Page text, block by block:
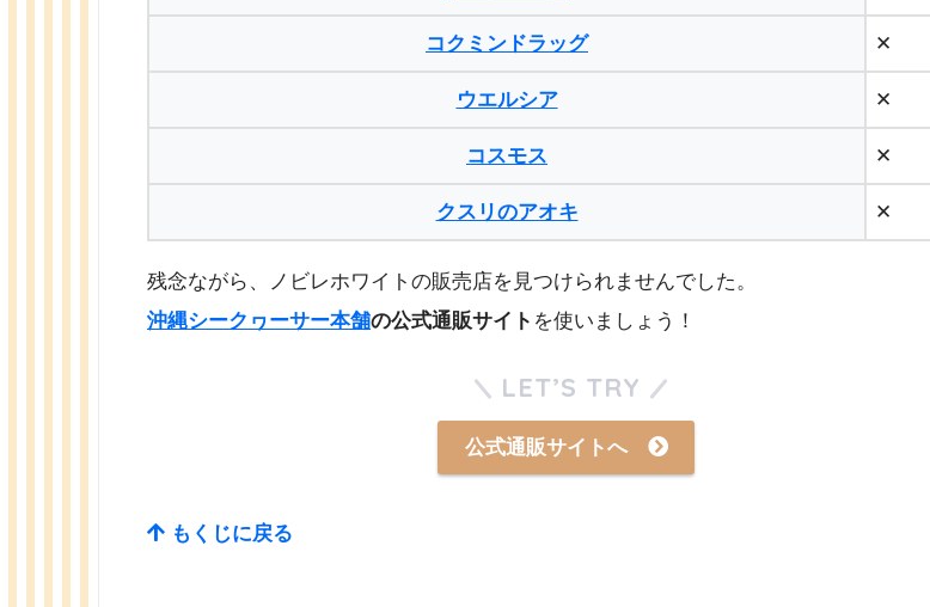
コクミンドラッグ ✕
ウエルシア ✕
コスモス ✕
クスリのアオキ ✕
残念ながら、ノビレホワイトの販売店を見つけられませんでした。
沖縄シークヮーサー本舗の公式通販サイト を使いましょう！
LET’S TRY
公式通販サイトへ
もくじに戻る